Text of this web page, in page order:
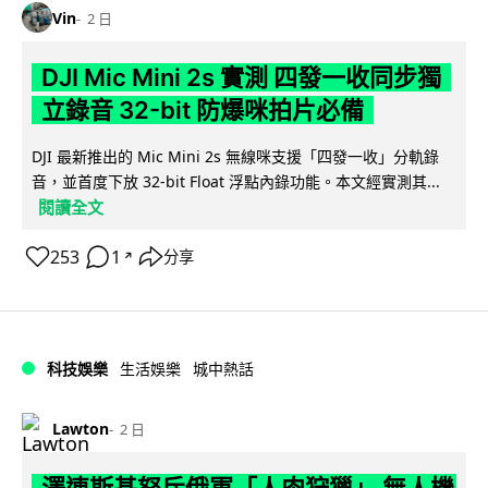
Vin 2 日
DJI Mic Mini 2s 實測 四發一收同步獨
立錄音 32-bit 防爆咪拍片必備
DJI 最新推出的 Mic Mini 2s 無線咪支援「四發一收」分軌錄
音，並首度下放 32-bit Float 浮點內錄功能。本文經實測其...
閱讀全文
253 1 ↗ 分享
科技娛樂 生活娛樂 城中熱話
Lawton 2 日